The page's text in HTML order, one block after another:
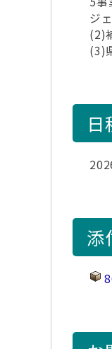
ジ
(2)
(3)
日
添